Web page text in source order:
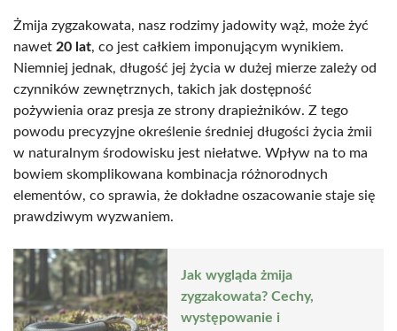
Żmija zygzakowata, nasz rodzimy jadowity wąż, może żyć
nawet 20 lat, co jest całkiem imponującym wynikiem.
Niemniej jednak, długość jej życia w dużej mierze zależy od
czynników zewnętrznych, takich jak dostępność
pożywienia oraz presja ze strony drapieżników. Z tego
powodu precyzyjne określenie średniej długości życia żmii
w naturalnym środowisku jest niełatwe. Wpływ na to ma
bowiem skomplikowana kombinacja różnorodnych
elementów, co sprawia, że dokładne oszacowanie staje się
prawdziwym wyzwaniem.
Jak wygląda żmija
zygzakowata? Cechy,
występowanie i